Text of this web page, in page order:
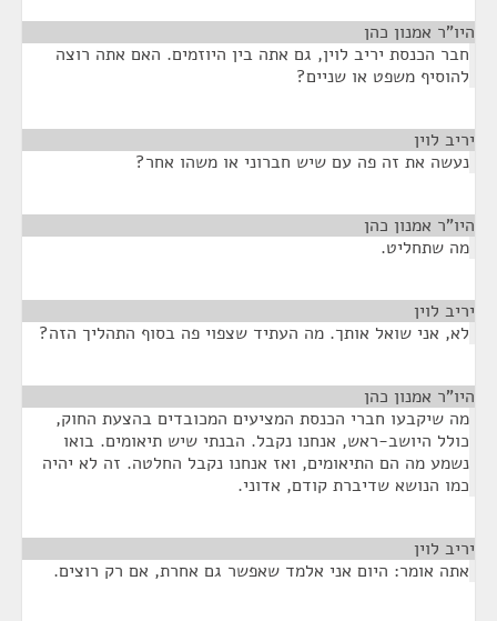
היו"ר אמנון כהן
חבר הכנסת יריב לוין, גם אתה בין היוזמים. האם אתה רוצה
להוסיף משפט או שניים?
יריב לוין
נעשה את זה פה עם שיש חברוני או משהו אחר?
היו"ר אמנון כהן
מה שתחליט.
יריב לוין
לא, אני שואל אותך. מה העתיד שצפוי פה בסוף התהליך הזה?
היו"ר אמנון כהן
מה שיקבעו חברי הכנסת המציעים המכובדים בהצעת החוק,
כולל היושב-ראש, אנחנו נקבל. הבנתי שיש תיאומים. בואו
נשמע מה הם התיאומים, ואז אנחנו נקבל החלטה. זה לא יהיה
כמו הנושא שדיברת קודם, אדוני.
יריב לוין
אתה אומר: היום אני אלמד שאפשר גם אחרת, אם רק רוצים.